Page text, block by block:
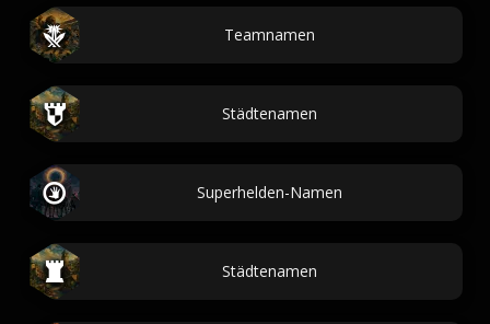
Teamnamen
Städtenamen
Superhelden-Namen
Städtenamen